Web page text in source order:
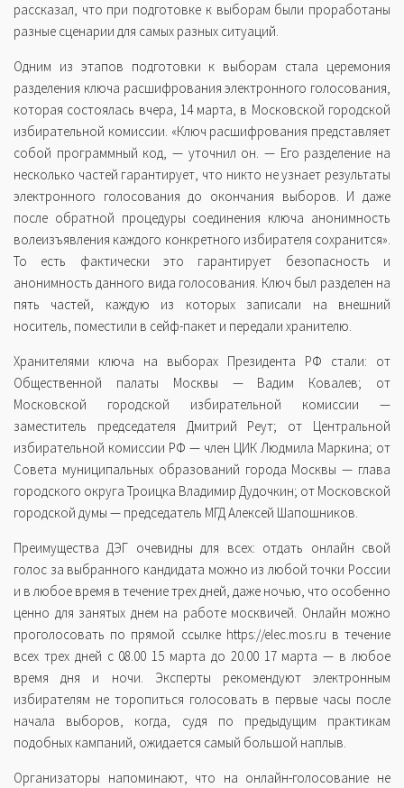
рассказал, что при подготовке к выборам были проработаны
разные сценарии для самых разных ситуаций.
Одним из этапов подготовки к выборам стала церемония
разделения ключа расшифрования электронного голосования,
которая состоялась вчера, 14 марта, в Московской городской
избирательной комиссии. «Ключ расшифрования представляет
собой программный код, — уточнил он. — Его разделение на
несколько частей гарантирует, что никто не узнает результаты
электронного голосования до окончания выборов. И даже
после обратной процедуры соединения ключа анонимность
волеизъявления каждого конкретного избирателя сохранится».
То есть фактически это гарантирует безопасность и
анонимность данного вида голосования. Ключ был разделен на
пять частей, каждую из которых записали на внешний
носитель, поместили в сейф-пакет и передали хранителю.
Хранителями ключа на выборах Президента РФ стали: от
Общественной палаты Москвы — Вадим Ковалев; от
Московской городской избирательной комиссии —
заместитель председателя Дмитрий Реут; от Центральной
избирательной комиссии РФ — член ЦИК Людмила Маркина; от
Совета муниципальных образований города Москвы — глава
городского округа Троицка Владимир Дудочкин; от Московской
городской думы — председатель МГД Алексей Шапошников.
Преимущества ДЭГ очевидны для всех: отдать онлайн свой
голос за выбранного кандидата можно из любой точки России
и в любое время в течение трех дней, даже ночью, что особенно
ценно для занятых днем на работе москвичей. Онлайн можно
проголосовать по прямой ссылке https://elec.mos.ru в течение
всех трех дней с 08.00 15 марта до 20.00 17 марта — в любое
время дня и ночи. Эксперты рекомендуют электронным
избирателям не торопиться голосовать в первые часы после
начала выборов, когда, судя по предыдущим практикам
подобных кампаний, ожидается самый большой наплыв.
Организаторы напоминают, что на онлайн-голосование не